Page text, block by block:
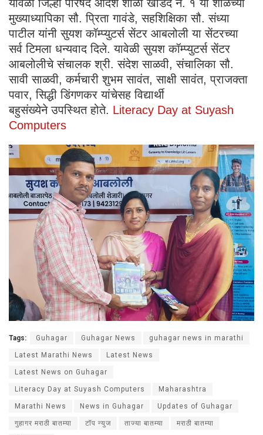
यावेळी जिल्हा परिषद आदर्श शाळा खोडदे नं. १ या शाळेच्या
मुख्याध्यापिका सौ. प्रिता गावंडे, सहशिक्षिका सौ. संध्या
पाटील यांनी सुयश कॉम्प्युटर्स सेंटर आबलोली या सेंटरच्या
सर्व टिमला धन्यवाद दिले. यावेळी सुयश कॉम्प्युटर्स सेंटर
आबलोलीचे संचालक श्री. संदेश साळवी, संचालिका सौ.
सावी साळवी, कर्मचारी शुभम सावंत, साक्षी सावंत, प्राजक्ता
पवार, सिद्धी डिंगणकर यांचेसह विद्यार्थी
बहुसंख्येने उपस्थित होते. Literacy Day at Suyash
Computers
Tags: Guhagar Guhagar News guhagar news in marathi
Latest Marathi News Latest News
Latest News on Guhagar
Literacy Day at Suyash Computers Maharashtra
Marathi News News in Guhagar Updates of Guhagar
गुहागर मराठी बातम्या टॉप न्युज ताज्या बातम्या मराठी बातम्या